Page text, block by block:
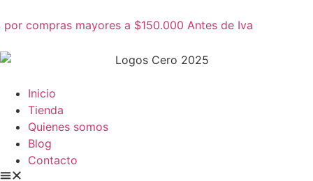
por compras mayores a $150.000 Antes de Iva
Inicio
Tienda
Quienes somos
Blog
Contacto